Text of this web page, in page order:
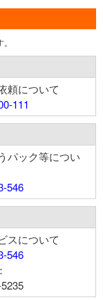
頼について
111
パック等につい
546
スについて
546